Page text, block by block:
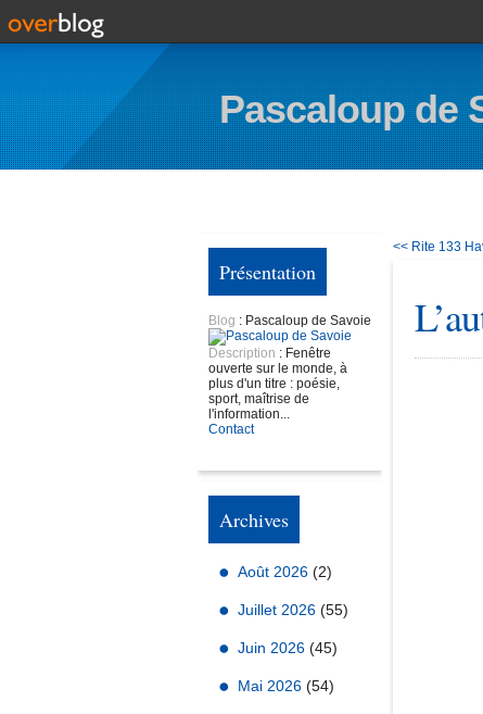
Pascaloup de
Présentation
Blog : Pascaloup de Savoie
Description : Fenêtre
ouverte sur le monde, à
plus d'un titre : poésie,
sport, maîtrise de
l'information...
Contact
Archives
Août 2026 (2)
Juillet 2026 (55)
Juin 2026 (45)
Mai 2026 (54)
<< Rite 133